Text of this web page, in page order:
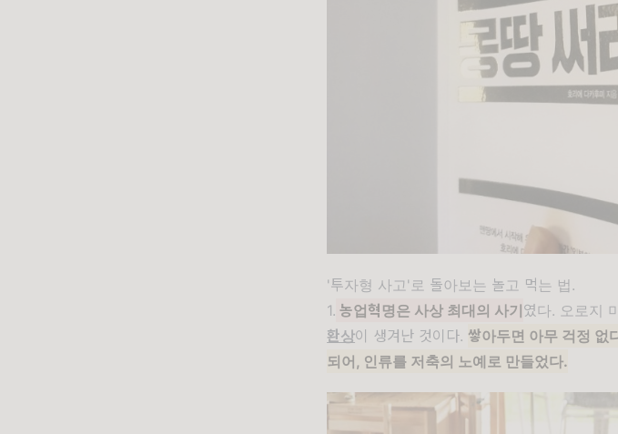
'투자형 사고'로 돌아보는 놀고 먹는 법.
1. 농업혁명은 사상 최대의 사기였다. 오로지
환상이 생겨난 것이다. 쌓아두면 아무 걱정 없
되어, 인류를 저축의 노예로 만들었다.